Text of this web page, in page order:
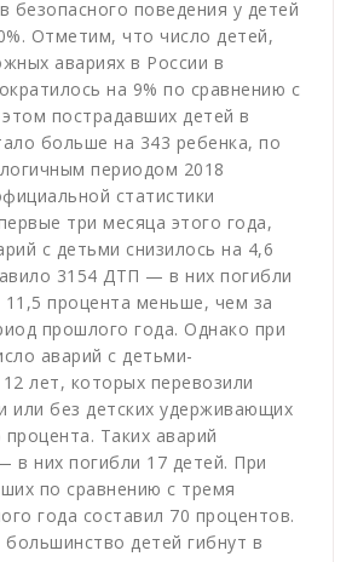
безопасного поведения у детей
Отметим, что число детей,
авариях в России в
на 9% по сравнению с
пострадавших детей в
больше на 343 ребенка, по
периодом 2018
статистики
три месяца этого года,
с детьми снизилось на 4,6
3154 ДТП — в них погибли
11,5 процента меньше, чем за
прошлого года. Однако при
аварий с детьми-
лет, которых перевозили
или без детских удерживающих
Таких аварий
в них погибли 17 детей. При
по сравнению с тремя
года составил 70 процентов.
детей гибнут в